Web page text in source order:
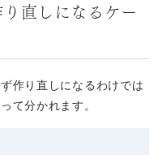
直しになるケー
作り直しになるわけでは
て分かれます。